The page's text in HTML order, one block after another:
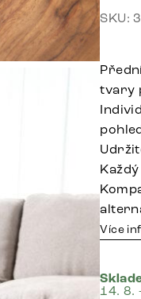
SKU:
tvary
Více
14. 8.